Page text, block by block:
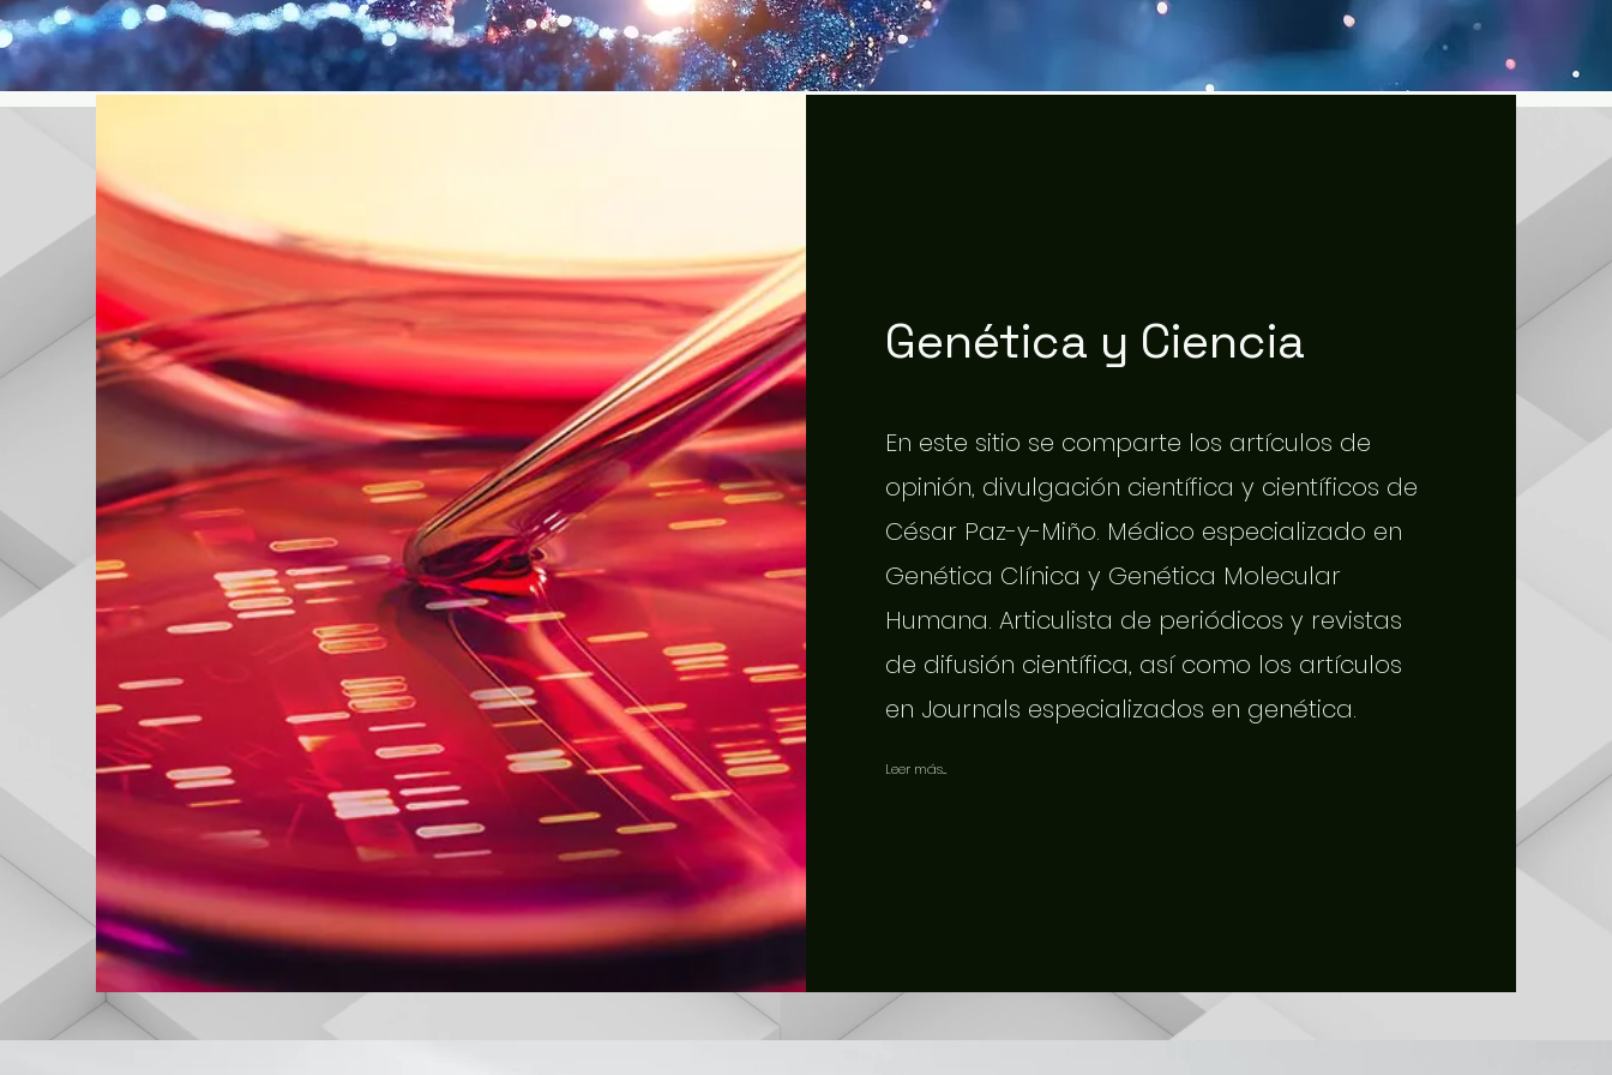
Genética y Ciencia
En este sitio se comparte los artículos de
opinión, divulgación científica y científicos de
César Paz-y-Miño. Médico especializado en
Genética Clínica y Genética Molecular
Humana. Articulista de periódicos y revistas
de difusión científica, así como los artículos
en Journals especializados en genética.
Leer más...